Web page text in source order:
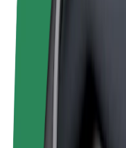
Noteikumi un
Privātuma politika
Sīkdatnes
© 2026 Bolt
Pakalpojumi